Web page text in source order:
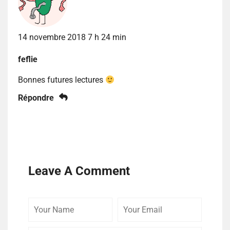
14 novembre 2018 7 h 24 min
feflie
Bonnes futures lectures
Répondre
Leave A Comment